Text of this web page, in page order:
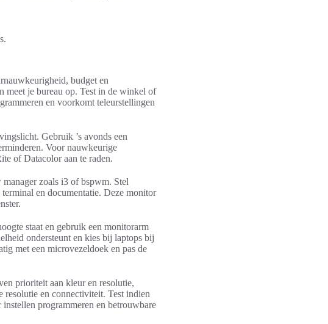
budget en
meet je bureau op. Test in de winkel of
en voorkomt teleurstellingen
Gebruik ’s avonds een
Voor nauwkeurige
of Datacolor aan te raden.
zoals i3 of bspwm. Stel
en documentatie. Deze monitor
staat en gebruik een monitorarm
ondersteunt en kies bij laptops bij
met een microvezeldoek en pas de
prioriteit aan kleur en resolutie,
resolutie en connectiviteit. Test indien
programmeren en betrouwbare